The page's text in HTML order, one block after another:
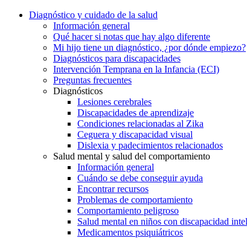
Diagnóstico y cuidado de la salud
Información general
Qué hacer si notas que hay algo diferente
Mi hijo tiene un diagnóstico, ¿por dónde empiezo?
Diagnósticos para discapacidades
Intervención Temprana en la Infancia (ECI)
Preguntas frecuentes
Diagnósticos
Lesiones cerebrales
Discapacidades de aprendizaje
Condiciones relacionadas al Zika
Ceguera y discapacidad visual
Dislexia y padecimientos relacionados
Salud mental y salud del comportamiento
Información general
Cuándo se debe conseguir ayuda
Encontrar recursos
Problemas de comportamiento
Comportamiento peligroso
Salud mental en niños con discapacidad
Medicamentos psiquiátricos